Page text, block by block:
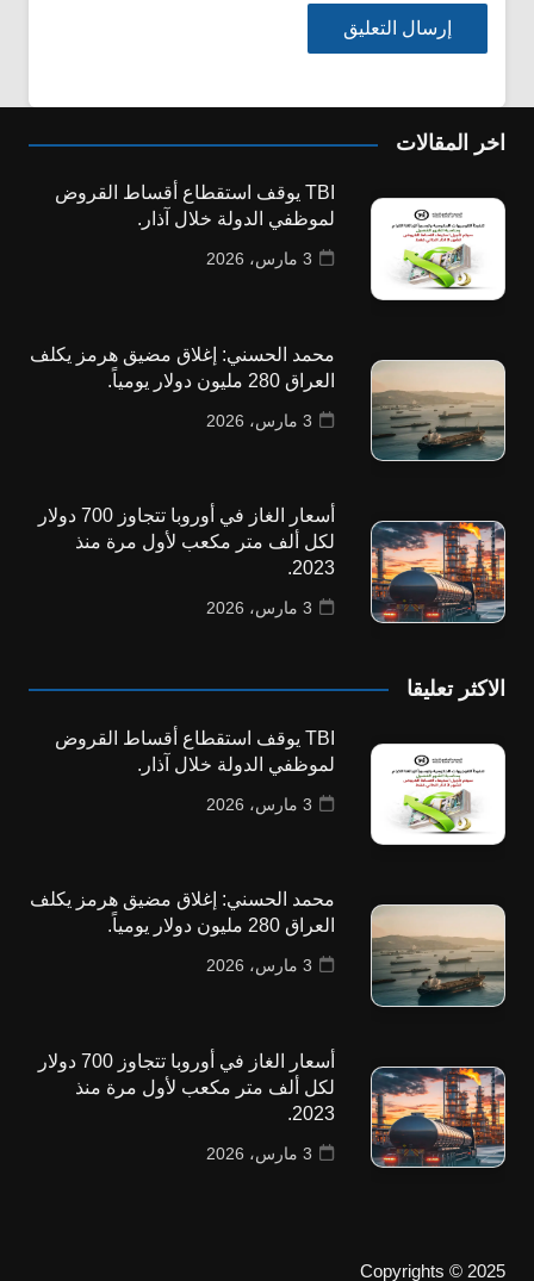
اخر المقالات
TBI يوقف استقطاع أقساط القروض
لموظفي الدولة خلال آذار.
3 مارس، 2026
محمد الحسني: إغلاق مضيق هرمز يكلف
العراق 280 مليون دولار يومياً.
3 مارس، 2026
أسعار الغاز في أوروبا تتجاوز 700 دولار
لكل ألف متر مكعب لأول مرة منذ
2023.
3 مارس، 2026
الاكثر تعليقا
TBI يوقف استقطاع أقساط القروض
لموظفي الدولة خلال آذار.
3 مارس، 2026
محمد الحسني: إغلاق مضيق هرمز يكلف
العراق 280 مليون دولار يومياً.
3 مارس، 2026
أسعار الغاز في أوروبا تتجاوز 700 دولار
لكل ألف متر مكعب لأول مرة منذ
2023.
3 مارس، 2026
Copyrights © 2025